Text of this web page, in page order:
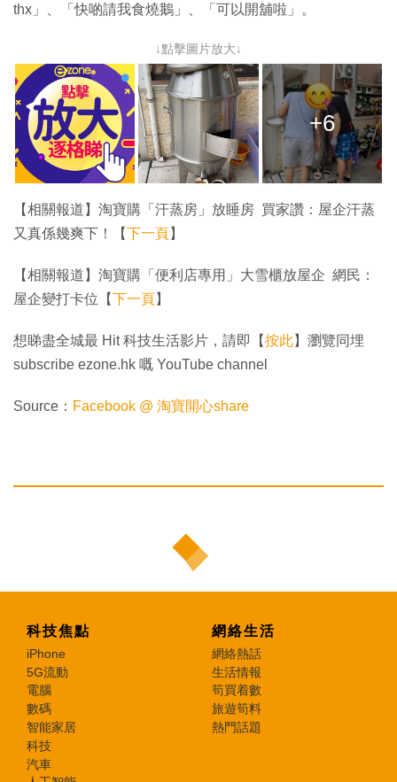
thx」、「快啲請我食燒鵝」、「可以開舖啦」。
↓點擊圖片放大↓
+6
【相關報道】淘寶購「汗蒸房」放睡房 買家讚：屋企汗蒸
又真係幾爽下！【下一頁】
【相關報道】淘寶購「便利店專用」大雪櫃放屋企 網民：
屋企變打卡位【下一頁】
想睇盡全城最 Hit 科技生活影片，請即【按此】瀏覽同埋
subscribe ezone.hk 嘅 YouTube channel
Source： Facebook @ 淘寶開心share
科技焦點
iPhone
5G流動
電腦
數碼
智能家居
科技
汽車
網絡生活
網絡熱話
生活情報
筍買着數
旅遊筍料
熱門話題